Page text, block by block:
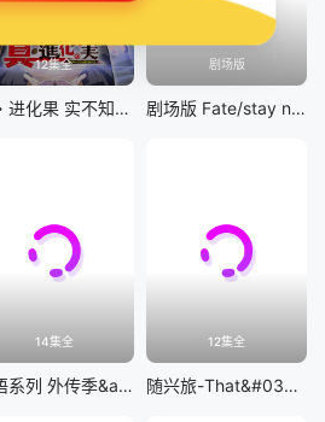
12集全
真・进化果 实不知不觉踏上胜利的人生
剧场版
剧场版 Fate/stay night [Heaven&#039;s Feel] III.spring song
14集全
物语系列 外传季&amp;怪物季
12集全
随兴旅-That&#039;s Journey-